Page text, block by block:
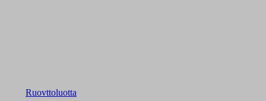
Ruovttoluotta